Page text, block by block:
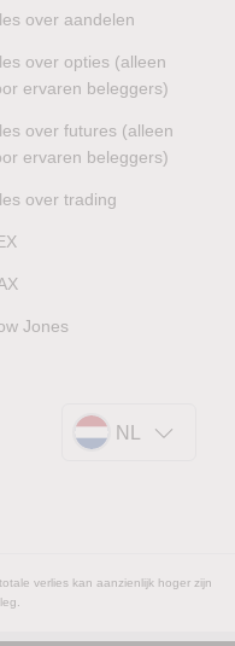
over aandelen
over opties (alleen
ervaren beleggers)
over futures (alleen
ervaren beleggers)
over trading
Jones
NL
verlies kan aanzienlijk hoger zijn